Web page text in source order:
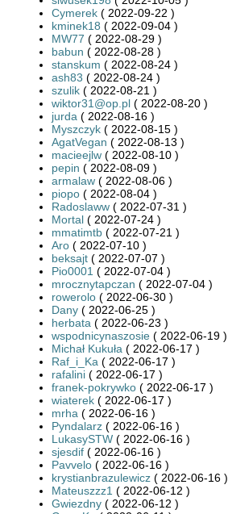
Cymerek ( 2022-09-22 )
kminek18 ( 2022-09-04 )
MW77 ( 2022-08-29 )
babun ( 2022-08-28 )
stanskum ( 2022-08-24 )
ash83 ( 2022-08-24 )
szulik ( 2022-08-21 )
wiktor31@op.pl ( 2022-08-20 )
jurda ( 2022-08-16 )
Myszczyk ( 2022-08-15 )
AgatVegan ( 2022-08-13 )
macieejlw ( 2022-08-10 )
pepin ( 2022-08-09 )
armalaw ( 2022-08-06 )
piopo ( 2022-08-04 )
Radoslaww ( 2022-07-31 )
Mortal ( 2022-07-24 )
mmatimtb ( 2022-07-21 )
Aro ( 2022-07-10 )
beksajt ( 2022-07-07 )
Pio0001 ( 2022-07-04 )
mrocznytapczan ( 2022-07-04 )
rowerolo ( 2022-06-30 )
Dany ( 2022-06-25 )
herbata ( 2022-06-23 )
wspodnicynaszosie ( 2022-06-19 )
Michał Kukuła ( 2022-06-17 )
Raf_i_Ka ( 2022-06-17 )
rafalini ( 2022-06-17 )
franek-pokrywko ( 2022-06-17 )
wiaterek ( 2022-06-17 )
mrha ( 2022-06-16 )
Pyndalarz ( 2022-06-16 )
LukasySTW ( 2022-06-16 )
sjesdif ( 2022-06-16 )
Pavvelo ( 2022-06-16 )
krystianbrazulewicz ( 2022-06-16 )
Mateuszzz1 ( 2022-06-12 )
Gwiezdny ( 2022-06-12 )